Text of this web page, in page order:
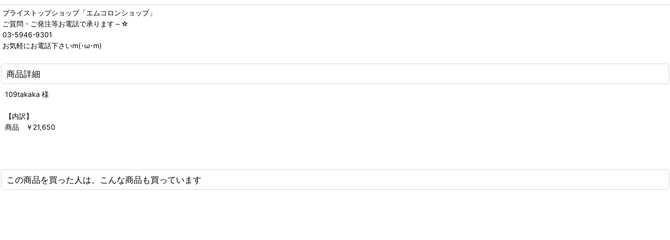
ブライストップショップ「エムコロンショップ」
ご質問・ご発注等お電話で承ります～☆
03-5946-9301
お気軽にお電話下さいm(･ω･m)
商品詳細
109takaka 様
【内訳】
商品 ￥21,650
この商品を買った人は、こんな商品も買っています